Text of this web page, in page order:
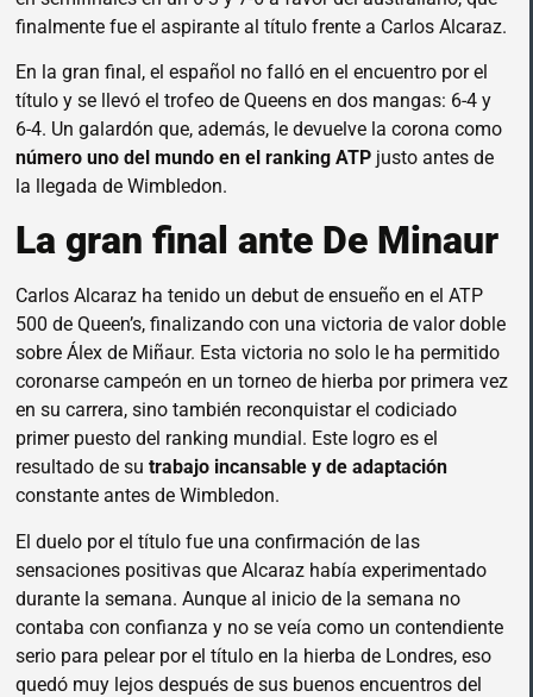
finalmente fue el aspirante al título frente a Carlos Alcaraz.
En la gran final, el español no falló en el encuentro por el
título y se llevó el trofeo de Queens en dos mangas: 6-4 y
6-4. Un galardón que, además, le devuelve la corona como
número uno del mundo en el ranking ATP justo antes de
la llegada de Wimbledon.
La gran final ante De Minaur
Carlos Alcaraz ha tenido un debut de ensueño en el ATP
500 de Queen’s, finalizando con una victoria de valor doble
sobre Álex de Miñaur. Esta victoria no solo le ha permitido
coronarse campeón en un torneo de hierba por primera vez
en su carrera, sino también reconquistar el codiciado
primer puesto del ranking mundial. Este logro es el
resultado de su trabajo incansable y de adaptación
constante antes de Wimbledon.
El duelo por el título fue una confirmación de las
sensaciones positivas que Alcaraz había experimentado
durante la semana. Aunque al inicio de la semana no
contaba con confianza y no se veía como un contendiente
serio para pelear por el título en la hierba de Londres, eso
quedó muy lejos después de sus buenos encuentros del